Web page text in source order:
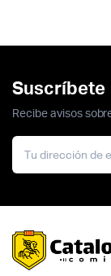
Suscríbete
Recibe avisos